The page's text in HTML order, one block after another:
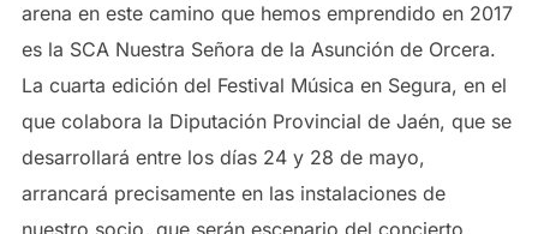
arena en este camino que hemos emprendido en 2017
es la SCA Nuestra Señora de la Asunción de Orcera.
La cuarta edición del Festival Música en Segura, en el
que colabora la Diputación Provincial de Jaén, que se
desarrollará entre los días 24 y 28 de mayo,
arrancará precisamente en las instalaciones de
nuestro socio, que serán escenario del concierto